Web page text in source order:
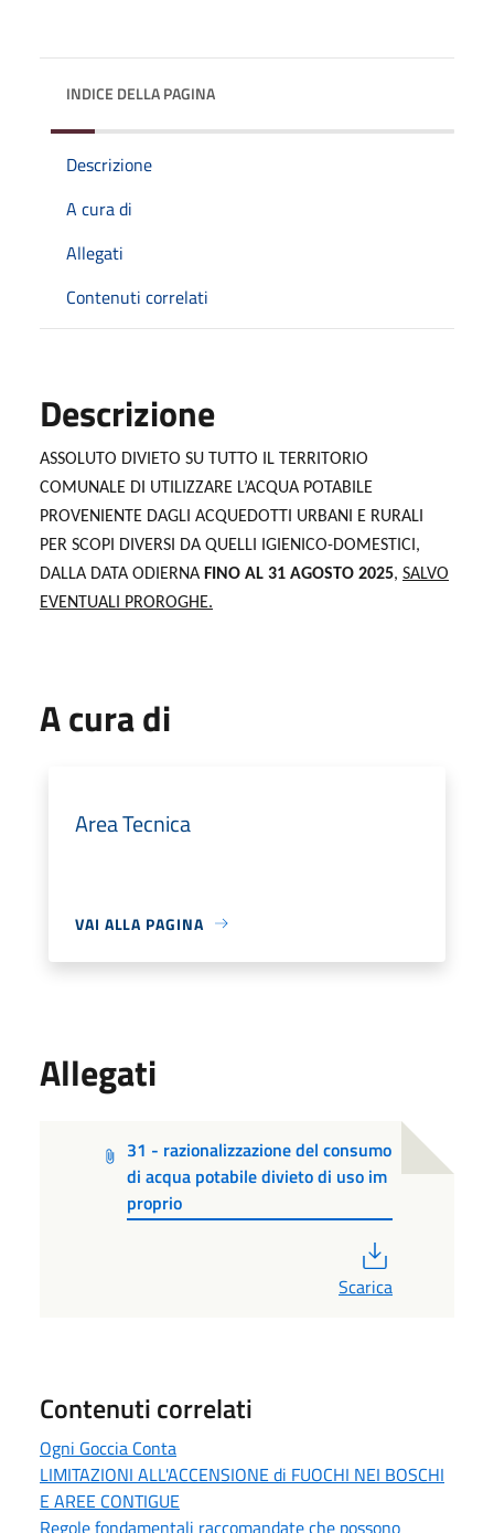
INDICE DELLA PAGINA
Descrizione
A cura di
Allegati
Contenuti correlati
Descrizione
ASSOLUTO DIVIETO SU TUTTO IL TERRITORIO
COMUNALE DI UTILIZZARE L’ACQUA POTABILE
PROVENIENTE DAGLI ACQUEDOTTI URBANI E RURALI
PER SCOPI DIVERSI DA QUELLI IGIENICO-DOMESTICI,
DALLA DATA ODIERNA FINO AL 31 AGOSTO 2025, SALVO
EVENTUALI PROROGHE.
A cura di
Area Tecnica
VAI ALLA PAGINA
Allegati
31 - razionalizzazione del consumo
di acqua potabile divieto di uso im
proprio
Scarica
Contenuti correlati
Ogni Goccia Conta
LIMITAZIONI ALL'ACCENSIONE di FUOCHI NEI BOSCHI
E AREE CONTIGUE
Regole fondamentali raccomandate che possono